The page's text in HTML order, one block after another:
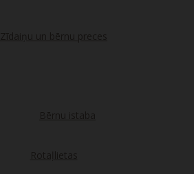
Zīdaiņu un bērnu preces
Bērnu istaba
Rotaļlietas